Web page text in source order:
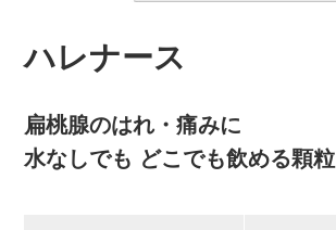
ハレナース
扁桃腺のはれ・痛みに
水なしでも どこでも飲める顆粒